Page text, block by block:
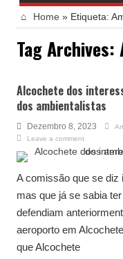
Home » Etiqueta:
Tag Archives:
Alcochete dos
dos ambientalistas
Dezembro 8, 2023
Leave a comment
A comissão que se diz
mas que já se sabia
defendiam
aeroporto em
que Alcochete